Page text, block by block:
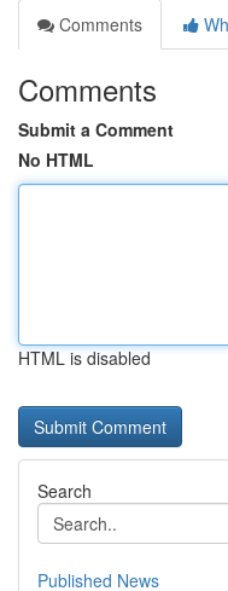
Comments
Comments
Submit a Comment
No HTML
HTML is disabled
Search
Published News